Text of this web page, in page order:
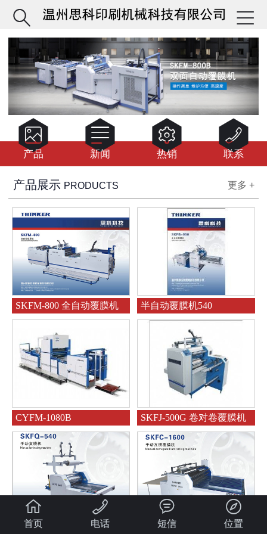



产品 
新闻 
热销 
联系
产品展示 PRODUCTS 更多 +
SKFM-800 全自动覆膜机 半自动覆膜机540
CYFM-1080B SKFJ-500G 卷对卷覆膜机
SKFQ-540 SKFC-1600

首页

电话

短信

位置